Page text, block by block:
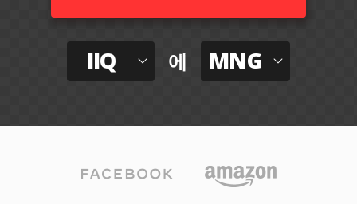
IIQ 에 MNG